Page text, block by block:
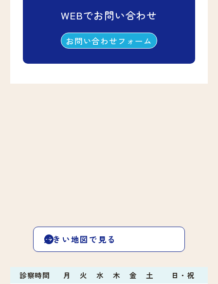
WEBでお問い合わせ
お問い合わせフォーム
大きい地図で見る
診察時間 月 火 水 木 金 土
日・祝